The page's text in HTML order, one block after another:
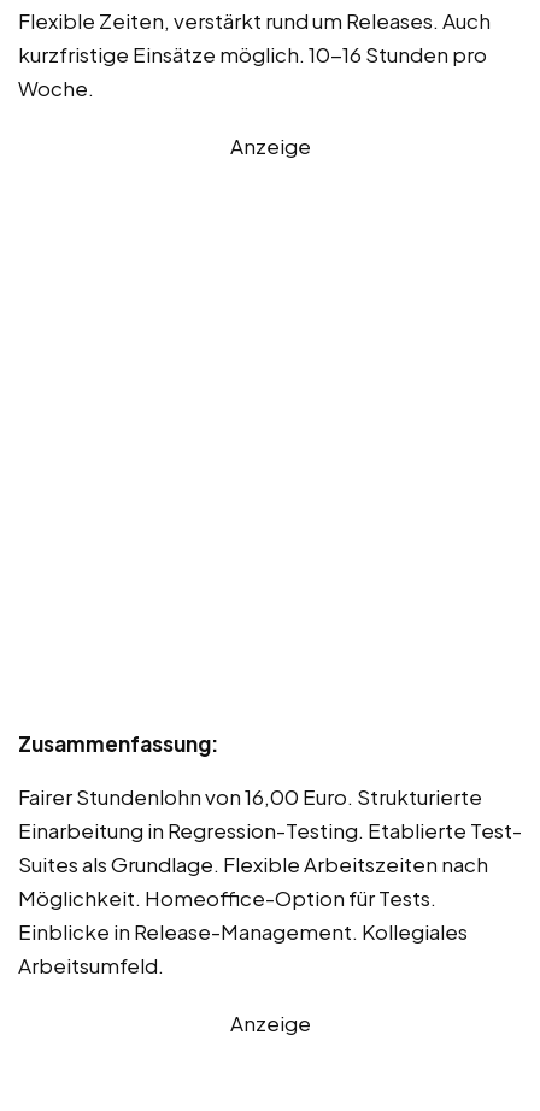
Flexible Zeiten, verstärkt rund um Releases. Auch
kurzfristige Einsätze möglich. 10-16 Stunden pro
Woche.
Anzeige
Zusammenfassung:
Fairer Stundenlohn von 16,00 Euro. Strukturierte
Einarbeitung in Regression-Testing. Etablierte Test-
Suites als Grundlage. Flexible Arbeitszeiten nach
Möglichkeit. Homeoffice-Option für Tests.
Einblicke in Release-Management. Kollegiales
Arbeitsumfeld.
Anzeige